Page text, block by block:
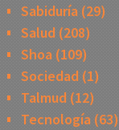
Sabiduría(29)
Salud (208)
Shoa(109)
Sociedad(1)
Talmud (12)
Tecnología(63)